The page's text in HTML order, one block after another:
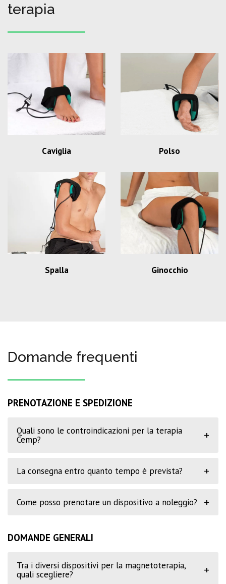
terapia
Caviglia Polso
Spalla Ginocchio
Domande frequenti
PRENOTAZIONE E SPEDIZIONE
Quali sono le controindicazioni per la terapia
Cemp?
+
La consegna entro quanto tempo è prevista? +
Come posso prenotare un dispositivo a noleggio? +
DOMANDE GENERALI
Tra i diversi dispositivi per la magnetoterapia,
quali scegliere?
+